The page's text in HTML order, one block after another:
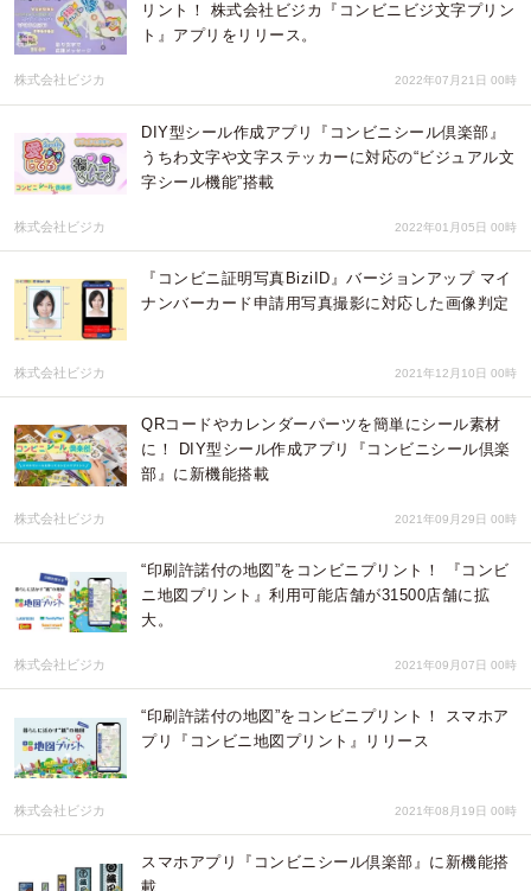
リント！ 株式会社ビジカ『コンビニビジ文字プリン
ト』アプリをリリース。
株式会社ビジカ 2022年07月21日 00時
DIY型シール作成アプリ『コンビニシール倶楽部』
うちわ文字や文字ステッカーに対応の“ビジュアル文
字シール機能”搭載
株式会社ビジカ 2022年01月05日 00時
『コンビニ証明写真BiziID』バージョンアップ マイ
ナンバーカード申請用写真撮影に対応した画像判定
株式会社ビジカ 2021年12月10日 00時
QRコードやカレンダーパーツを簡単にシール素材
に！ DIY型シール作成アプリ『コンビニシール倶楽
部』に新機能搭載
株式会社ビジカ 2021年09月29日 00時
“印刷許諾付の地図”をコンビニプリント！ 『コンビ
ニ地図プリント』利用可能店舗が31500店舗に拡
大。
株式会社ビジカ 2021年09月07日 00時
“印刷許諾付の地図”をコンビニプリント！ スマホア
プリ『コンビニ地図プリント』リリース
株式会社ビジカ 2021年08月19日 00時
スマホアプリ『コンビニシール倶楽部』に新機能搭
載